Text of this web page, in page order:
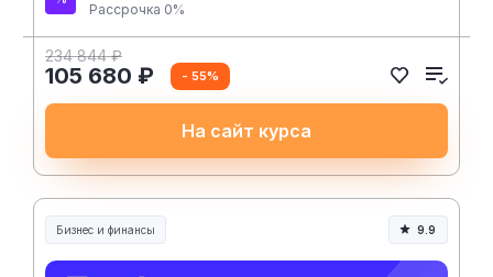
Рассрочка 0%
234 844 ₽
105 680 ₽ - 55%
На сайт курса
Бизнес и финансы 9.9